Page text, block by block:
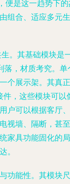
便是这一趋势下
组合、适应多元生
生。其基础模块是
落，材质考究。单
个展示架。其真正
，这些模块可以
户可以根据客厅、
视墙、隔断，甚至
家具功能固化的局
。
功能性。其模块尺